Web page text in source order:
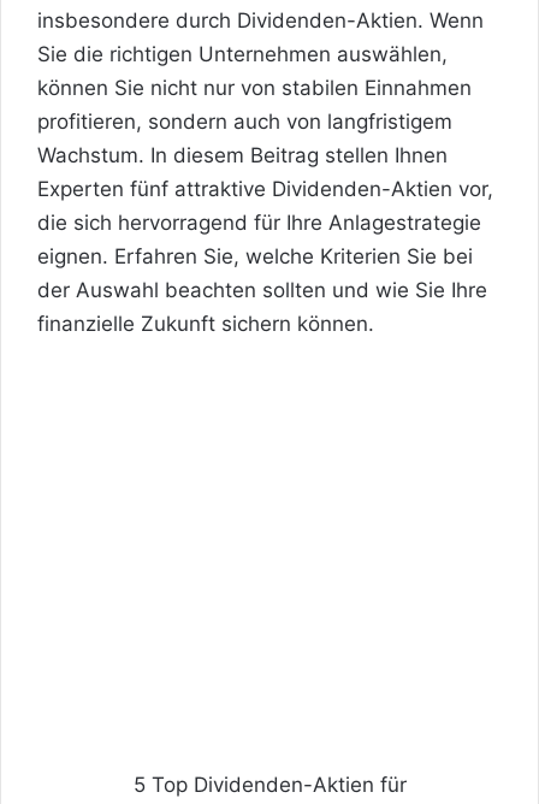
insbesondere durch Dividenden-Aktien. Wenn
Sie die richtigen Unternehmen auswählen,
können Sie nicht nur von stabilen Einnahmen
profitieren, sondern auch von langfristigem
Wachstum. In diesem Beitrag stellen Ihnen
Experten fünf attraktive Dividenden-Aktien vor,
die sich hervorragend für Ihre Anlagestrategie
eignen. Erfahren Sie, welche Kriterien Sie bei
der Auswahl beachten sollten und wie Sie Ihre
finanzielle Zukunft sichern können.
5 Top Dividenden-Aktien für